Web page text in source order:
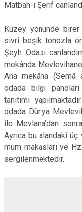
Matbah-ı Şerif
Kuzey yönünde birer
sivri beşik tonozla
Şeyh Odası
mekânda
Ana mekâna (Semâ
odada bilgi
tanıtımı
odada Dünya
ile Mevlana’dan
Ayrıca bu alandaki üç
mum makasları ve
sergilenmektedir.